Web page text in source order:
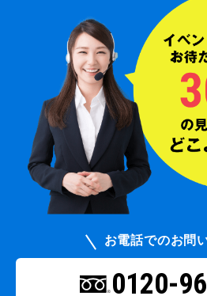
お電話でのお問
0120-